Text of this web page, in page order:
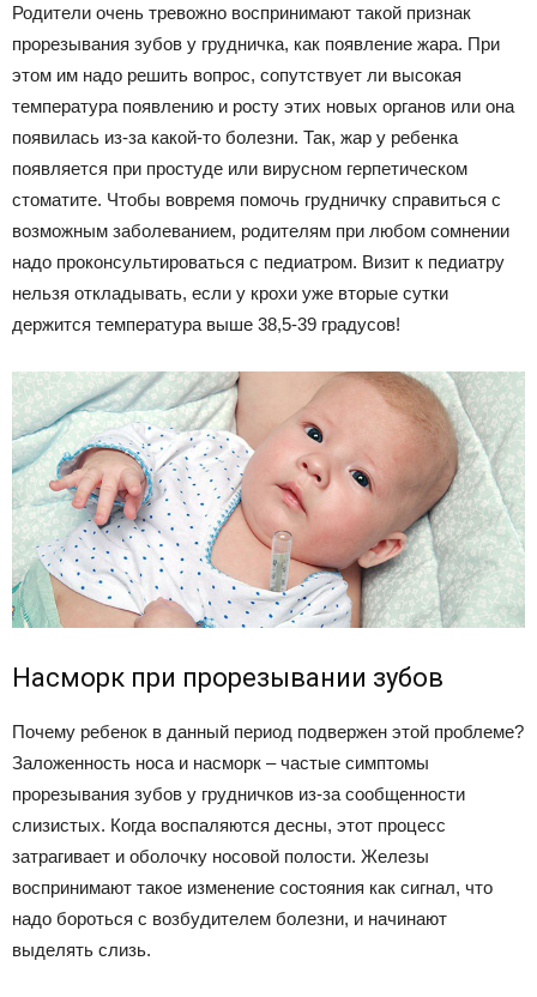
Родители очень тревожно воспринимают такой признак
прорезывания зубов у грудничка, как появление жара. При
этом им надо решить вопрос, сопутствует ли высокая
температура появлению и росту этих новых органов или она
появилась из-за какой-то болезни. Так, жар у ребенка
появляется при простуде или вирусном герпетическом
стоматите. Чтобы вовремя помочь грудничку справиться с
возможным заболеванием, родителям при любом сомнении
надо проконсультироваться с педиатром. Визит к педиатру
нельзя откладывать, если у крохи уже вторые сутки
держится температура выше 38,5-39 градусов!
Насморк при прорезывании зубов
Почему ребенок в данный период подвержен этой проблеме?
Заложенность носа и насморк – частые симптомы
прорезывания зубов у грудничков из-за сообщенности
слизистых. Когда воспаляются десны, этот процесс
затрагивает и оболочку носовой полости. Железы
воспринимают такое изменение состояния как сигнал, что
надо бороться с возбудителем болезни, и начинают
выделять слизь.